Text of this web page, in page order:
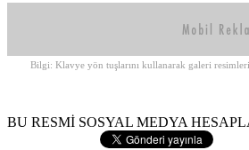
Bilgi: Klavye yön tuşlarını kullanarak galeri
BU RESMİ SOSYAL MEDYA